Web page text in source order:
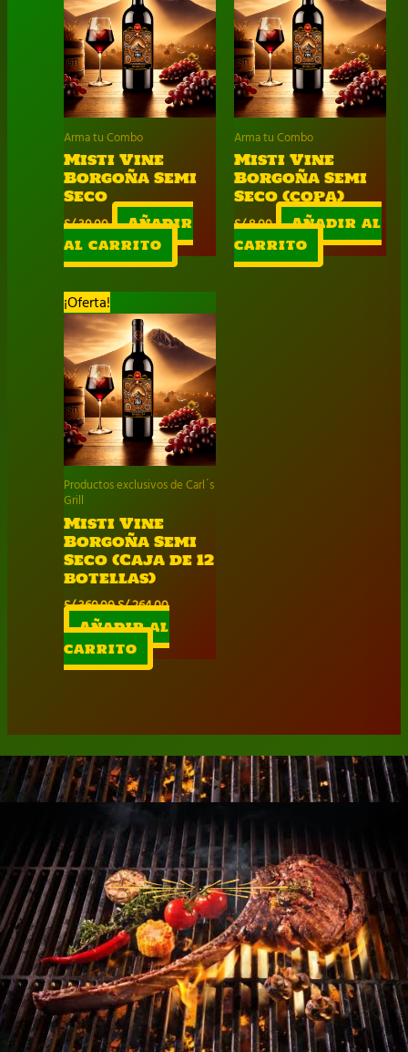
Arma tu Combo
Misti Vine
Borgoña Semi
Seco
S/30.00
Añadir
al carrito
Arma tu Combo
Misti Vine
Borgoña Semi
Seco (copa)
S/8.00
Añadir al
carrito
¡Oferta!
Productos exclusivos de Carl´s
Grill
Misti Vine
Borgoña Semi
Seco (Caja de 12
botellas)
S/360.00El
precio
original
era:
S/ 360.00.
S/264.00El
precio
actual
es:
Añadir al
carrito